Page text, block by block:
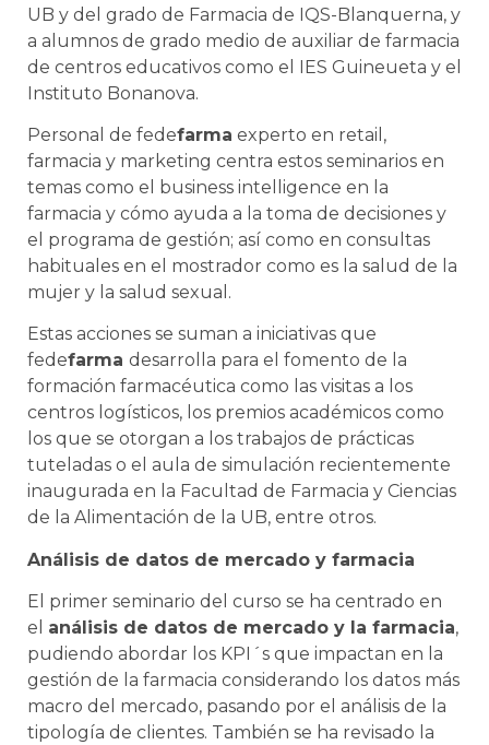
UB y del grado de Farmacia de IQS-Blanquerna, y
a alumnos de grado medio de auxiliar de farmacia
de centros educativos como el IES Guineueta y el
Instituto Bonanova.
Personal de fedefarma experto en retail,
farmacia y marketing centra estos seminarios en
temas como el business intelligence en la
farmacia y cómo ayuda a la toma de decisiones y
el programa de gestión; así como en consultas
habituales en el mostrador como es la salud de la
mujer y la salud sexual.
Estas acciones se suman a iniciativas que
fedefarma desarrolla para el fomento de la
formación farmacéutica como las visitas a los
centros logísticos, los premios académicos como
los que se otorgan a los trabajos de prácticas
tuteladas o el aula de simulación recientemente
inaugurada en la Facultad de Farmacia y Ciencias
de la Alimentación de la UB, entre otros.
Análisis de datos de mercado y farmacia
El primer seminario del curso se ha centrado en
el análisis de datos de mercado y la farmacia,
pudiendo abordar los KPI´s que impactan en la
gestión de la farmacia considerando los datos más
macro del mercado, pasando por el análisis de la
tipología de clientes. También se ha revisado la